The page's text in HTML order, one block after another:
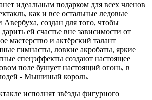
идеальным подарком для всех членов
как и все остальные ледовые
Авербуха, создан для того, чтобы
ей счастье вне зависимости от
мастерство и актёрский талант
гимнасты, ловкие акробаты, яркие
спецэффекты создают настоящее
поле бушует настоящий огонь, в
- Мышиный король.
исполнят звёзды фигурного